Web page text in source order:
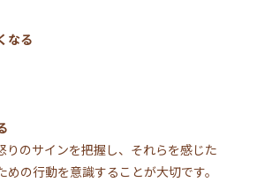
なる
りのサインを把握し、それらを感じた
めの行動を意識することが大切です。